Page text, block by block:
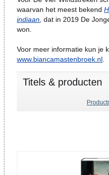
waarvan het meest bekend
indiaan, dat in 2019 De
won.
Voor meer informatie kun je
www.biancamastenbroek.nl.
Titels & producten